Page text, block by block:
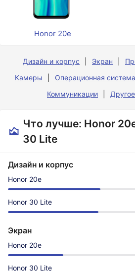
Honor 20e
Дизайн и корпус Экран
Камеры
Операционная система
Коммуникации
Другое
Что лучше: Honor
30 Lite
Дизайн и корпус
Honor 20e
Honor 30 Lite
Экран
Honor 20e
Honor 30 Lite